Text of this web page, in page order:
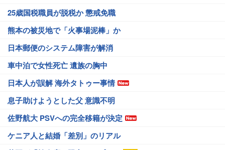
25歳国税職員が脱税か 懲戒免職
熊本の被災地で「火事場泥棒」か
日本郵便のシステム障害が解消
車中泊で女性死亡 遺族の胸中
日本人が誤解 海外タトゥー事情
息子助けようとした父 意識不明
佐野航大 PSVへの完全移籍が決定
ケニア人と結婚「差別」のリアル